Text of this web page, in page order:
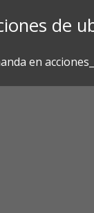
de
en acciones_